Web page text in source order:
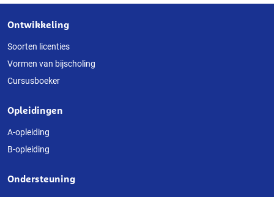
Over
deze
website
Ontwikkeling
Soorten licenties
Vormen van bijscholing
Cursusboeker
Opleidingen
A-opleiding
B-opleiding
Ondersteuning